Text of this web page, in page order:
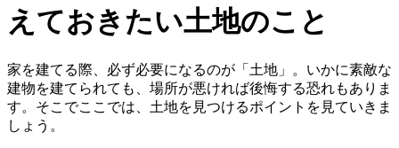
えておきたい土地のこと
家を建てる際、必ず必要になるのが「土地」。いかに素敵な
建物を建てられても、場所が悪ければ後悔する恐れもありま
す。そこでここでは、土地を見つけるポイントを見ていきま
しょう。